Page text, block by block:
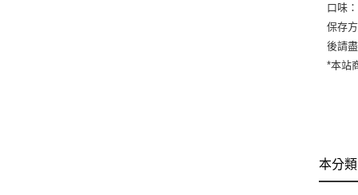
口味
保存
後請
*本站
本分